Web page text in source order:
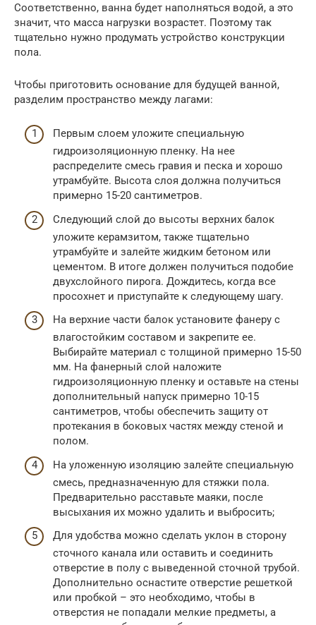
Соответственно, ванна будет наполняться водой, а это
значит, что масса нагрузки возрастет. Поэтому так
тщательно нужно продумать устройство конструкции
пола.
Чтобы приготовить основание для будущей ванной,
разделим пространство между лагами:
Первым слоем уложите специальную
гидроизоляционную пленку. На нее
распределите смесь гравия и песка и хорошо
утрамбуйте. Высота слоя должна получиться
примерно 15-20 сантиметров.
Следующий слой до высоты верхних балок
уложите керамзитом, также тщательно
утрамбуйте и залейте жидким бетоном или
цементом. В итоге должен получиться подобие
двухслойного пирога. Дождитесь, когда все
просохнет и приступайте к следующему шагу.
На верхние части балок установите фанеру с
влагостойким составом и закрепите ее.
Выбирайте материал с толщиной примерно 15-50
мм. На фанерный слой наложите
гидроизоляционную пленку и оставьте на стены
дополнительный напуск примерно 10-15
сантиметров, чтобы обеспечить защиту от
протекания в боковых частях между стеной и
полом.
На уложенную изоляцию залейте специальную
смесь, предназначенную для стяжки пола.
Предварительно расставьте маяки, после
высыхания их можно удалить и выбросить;
Для удобства можно сделать уклон в сторону
сточного канала или оставить и соединить
отверстие в полу с выведенной сточной трубой.
Дополнительно оснастите отверстие решеткой
или пробкой – это необходимо, чтобы в
отверстия не попадали мелкие предметы, а